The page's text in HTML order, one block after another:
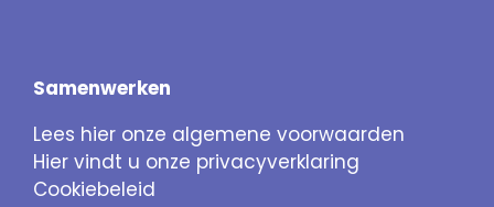
Samenwerken
Lees hier onze algemene voorwaarden
Hier vindt u onze privacyverklaring
Cookiebeleid